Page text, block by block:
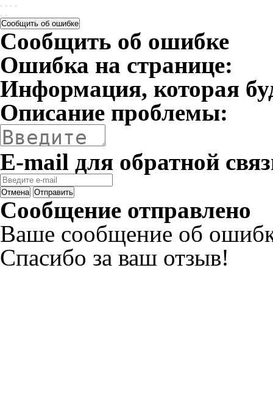
Сообщить об ошибке
Сообщить об ошибке
Ошибка на странице:
Информация, которая
Описание проблемы:
E-mail для обратной
Отмена Отправить
Сообщение отправлено
Ваше сообщение об
Спасибо за ваш отзыв!